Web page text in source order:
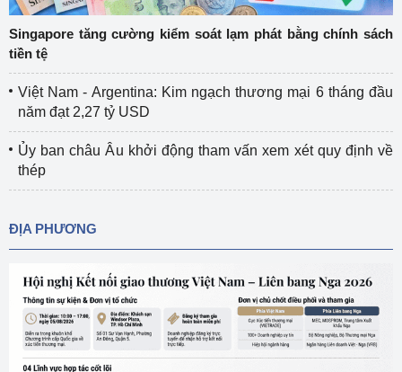
Singapore tăng cường kiểm soát lạm phát bằng chính sách
tiền tệ
Việt Nam - Argentina: Kim ngạch thương mại 6 tháng đầu
năm đạt 2,27 tỷ USD
Ủy ban châu Âu khởi động tham vấn xem xét quy định về
thép
ĐỊA PHƯƠNG